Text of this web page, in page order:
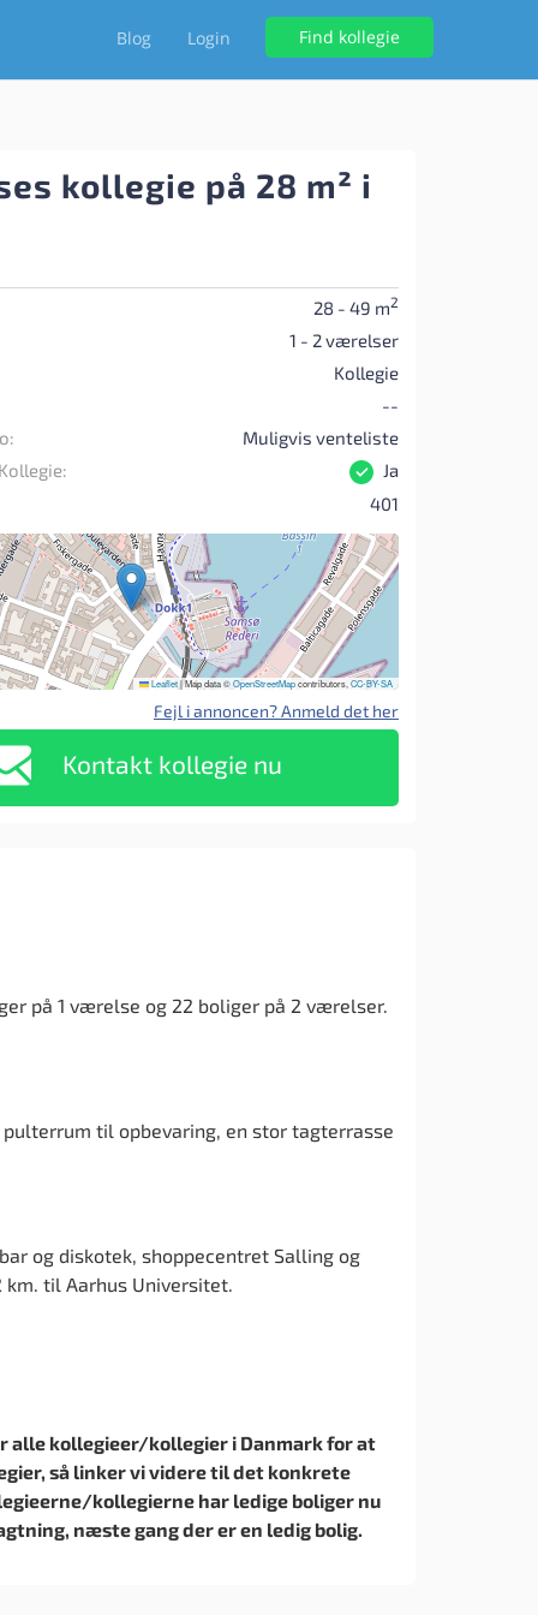
Blog Login Find kollegie
kollegie på 28 m² i
28 - 49 m2
1 - 2 værelser
Kollegie
--
Muligvis venteliste
Ja
401
Leaflet|Map data ©OpenStreetMapcontributors,CC-BY-SA
Fejl i annoncen? Anmeld det her
Kontakt kollegie nu
på 1 værelse og 22 boliger på 2 værelser.
til opbevaring, en stor tagterrasse
og diskotek, shoppecentret Salling og
til Aarhus Universitet.
alle kollegieer/kollegier i Danmark for at
så linker vi videre til det konkrete
kollegierne har ledige boliger nu
næste gang der er en ledig bolig.